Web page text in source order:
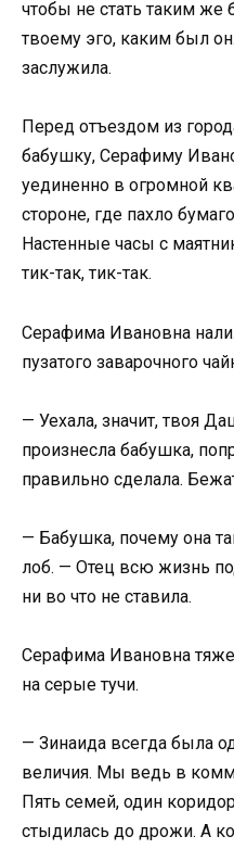
чтобы не стать таким
твоему эго, каким был
заслужила.
Перед отъездом из
бабушку, Серафиму
уединенно в огромной
стороне, где пахло
Настенные часы с
тик-так, тик-так.
Серафима Ивановна
пузатого заварочного
— Уехала, значит, твоя
произнесла бабушка,
правильно сделала.
— Бабушка, почему она
лоб. — Отец всю жизнь
ни во что не ставила.
Серафима Ивановна
на серые тучи.
— Зинаида всегда была
величия. Мы ведь в
Пять семей, один
стыдилась до дрожи. А